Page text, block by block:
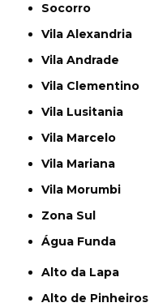
Socorro
Vila Alexandria
Vila Andrade
Vila Clementino
Vila Lusitania
Vila Marcelo
Vila Mariana
Vila Morumbi
Zona Sul
Água Funda
Alto da Lapa
Alto de Pinheiros